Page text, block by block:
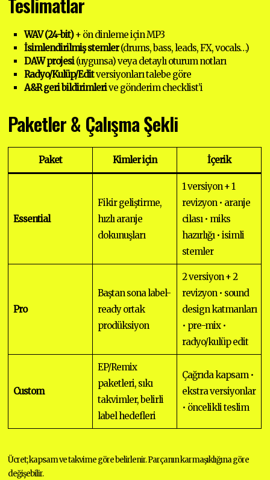
WAV (24-bit)+ ön dinleme için MP3
İsimlendirilmiş stemler(drums, bass, leads, FX, vocals…)
DAW projesi(uygunsa) veya detaylı oturum notları
Radyo/Kulüp/Editversiyonları talebe göre
A&R geri bildirimlerive gönderim checklist’i
Paketler & Çalışma Şekli
Paket Kimler için İçerik
Essential
Fikir geliştirme,
hızlı aranje
dokunuşları
1 versiyon + 1
revizyon • aranje
cilası • miks
hazırlığı • isimli
stemler
Pro
Baştan sona label-
ready ortak
prodüksiyon
2 versiyon + 2
revizyon • sound
design katmanları
• pre-mix •
radyo/kulüp edit
Custom
EP/Remix
paketleri, sıkı
takvimler, belirli
label hedefleri
Çağrıda kapsam •
ekstra versiyonlar
• öncelikli teslim
Ücret; kapsam ve takvime göre belirlenir. Parçanın karmaşıklığına göre
değişebilir.